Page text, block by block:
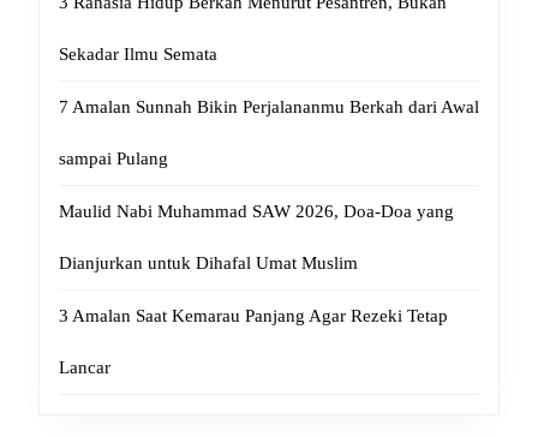
Sekadar Ilmu Semata
7 Amalan Sunnah Bikin Perjalananmu Berkah dari Awal
sampai Pulang
Maulid Nabi Muhammad SAW 2026, Doa-Doa yang
Dianjurkan untuk Dihafal Umat Muslim
3 Amalan Saat Kemarau Panjang Agar Rezeki Tetap
Lancar